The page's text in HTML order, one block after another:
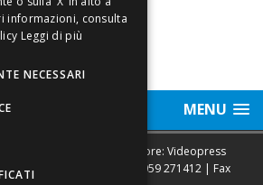
MENU
pubblicità e annunci Editore: Videopress
Est, 402/6 - Modena | Tel.
059 271412 | Fax
Leggi di più
NECESSARI